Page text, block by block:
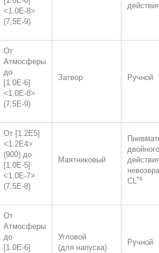
<1.0E-8>
(7,5E-9)
От
Атмосферы
до
[1.0E-6]
<1.0E-8>
(7,5E-9)
Затвор Ручной
От [1.2E5]
<1.2E4>
(900) до
[1.0E-5]
<1.0E-7>
(7,5E-8)
Маятниковый
двойного
СL*4
От
Атмосферы
до
[1.0E-6]
Угловой
(для напуска)
Ручной